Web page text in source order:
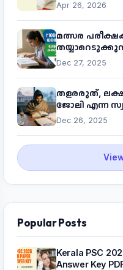
Apr 26, 2026
മത്സര
രൂപ!
Dec 27, 2025
തളരരുത്,
ജോലി എന്ന
Dec 26, 2025
Popular Posts
Kerala PSC
Answer Key